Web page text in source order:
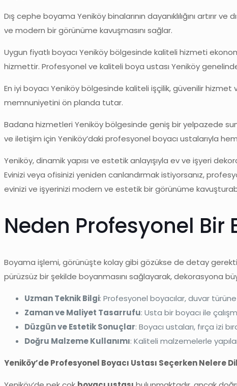
Dış cephe boyama Yeniköy binalarının dayanıklılığını
ve modern bir görünüme kavuşmasını sağlar.
Uygun fiyatlı boyacı Yeniköy bölgesinde kaliteli hizmeti
hizmettir. Profesyonel ve kaliteli boya ustası Yeniköy
En iyi boyacı Yeniköy bölgesinde kaliteli işçilik, güvenilir
memnuniyetini ön planda tutar.
Badana hizmetleri Yeniköy bölgesinde geniş bir yelpazede
ve iletişim için Yeniköy’daki profesyonel boyacı ustalarıyla
Yeniköy, dinamik yapısı ve estetik anlayışıyla ev ve işyeri
Evinizi veya ofisinizi yeniden canlandırmak istiyorsanız,
evinizi ve işyerinizi modern ve estetik bir görünüme
Neden Profesyonel Bir
Boyama işlemi, görünüşte kolay gibi gözükse de detay
pürüzsüz bir şekilde boyanmasını sağlayarak, dekorasyona
Uzman Teknik Bilgi: Profesyonel boyacılar, duvar
Zaman ve Maliyet Tasarrufu: Usta bir boyacı ile
Düzgün ve Estetik Sonuçlar: Boyacı ustaları, fırça izi
Doğru Malzeme Kullanımı: Kaliteli malzemelerle
Yeniköy’de Profesyonel Boyacı Ustası Seçerken Nelere